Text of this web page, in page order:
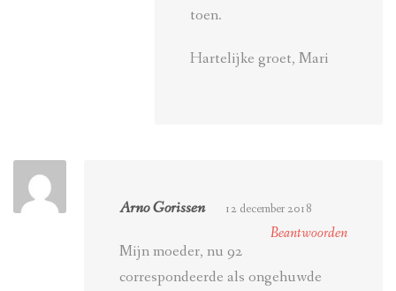
toen.
Hartelijke groet, Mari
Arno Gorissen 12 december 2018
Beantwoorden
Mijn moeder, nu 92
correspondeerde als ongehuwde